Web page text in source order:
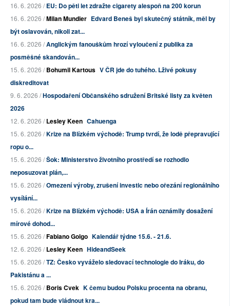
16. 6. 2026 /EU: Do pěti let zdražte cigarety alespoň na 200 korun
16. 6. 2026 /Milan Mundier Edvard Beneš byl skutečný státník, měl by
být oslavován, nikoli zat...
16. 6. 2026 /Anglickým fanouškům hrozí vyloučení z publika za
posměšné skandován...
15. 6. 2026 /Bohumil Kartous V ČR jde do tuhého. Lživé pokusy
diskreditovat
9. 6. 2026 /Hospodaření Občanského sdružení Britské listy za květen
2026
12. 6. 2026 /Lesley Keen Cahuenga
15. 6. 2026 /Krize na Blízkém východě: Trump tvrdí, že lodě přepravující
ropu o...
15. 6. 2026 /Šok: Ministerstvo životního prostředí se rozhodlo
neposuzovat plán,...
15. 6. 2026 /Omezení výroby, zrušení investic nebo ořezání regionálního
vysílání...
15. 6. 2026 /Krize na Blízkém východě: USA a Írán oznámily dosažení
mírové dohod...
15. 6. 2026 /Fabiano Golgo Kalendář týdne 15.6. - 21.6.
12. 6. 2026 /Lesley Keen HideandSeek
15. 6. 2026 /TZ: Česko vyváželo sledovací technologie do Iráku, do
Pakistánu a ...
15. 6. 2026 /Boris Cvek K čemu budou Polsku procenta na obranu,
pokud tam bude vládnout kra...